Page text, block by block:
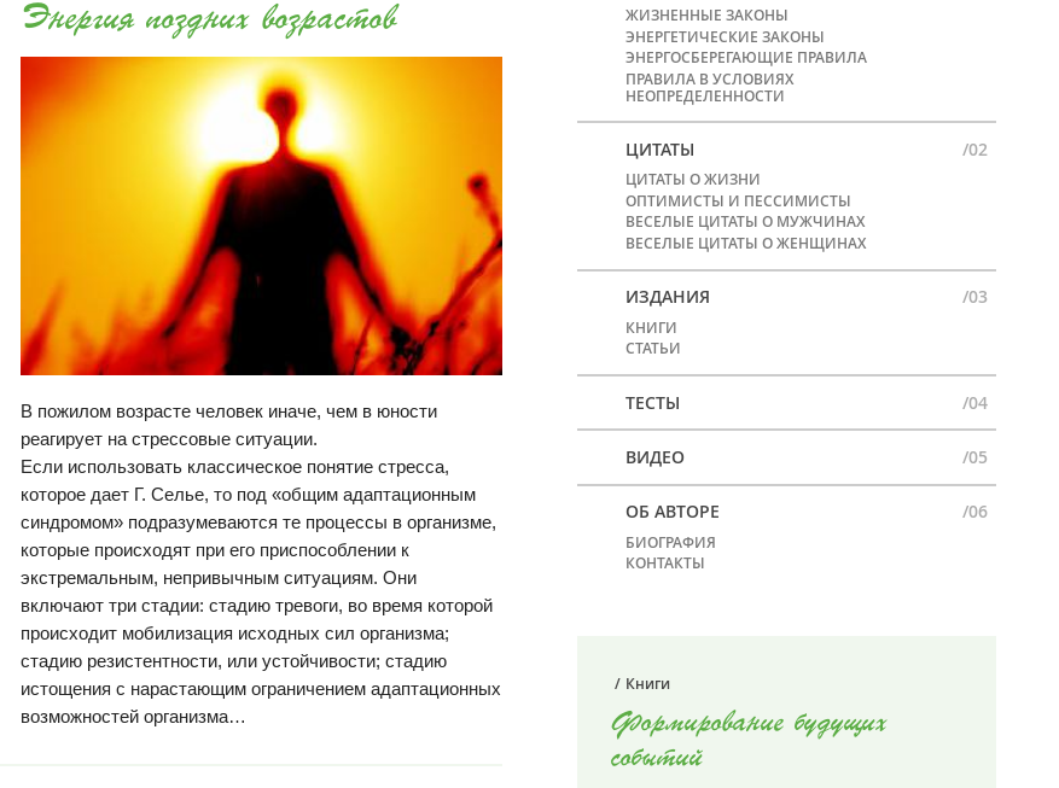
Энергия поздних возрастов
В пожилом возрасте человек иначе, чем в юности
реагирует на стрессовые ситуации.
Если использовать классическое понятие стресса,
которое дает Г. Селье, то под «общим адаптационным
синдромом» подразумеваются те процессы в организме,
которые происходят при его приспособлении к
экстремальным, непривычным ситуациям. Они
включают три стадии: стадию тревоги, во время которой
происходит мобилизация исходных сил организма;
стадию резистентности, или устойчивости; стадию
истощения с нарастающим ограничением адаптационных
возможностей организма…
ЖИЗНЕННЫЕ ЗАКОНЫ
ЭНЕРГЕТИЧЕСКИЕ ЗАКОНЫ
ЭНЕРГОСБЕРЕГАЮЩИЕ ПРАВИЛА
ПРАВИЛА В УСЛОВИЯХ
НЕОПРЕДЕЛЕННОСТИ
/02
ЦИТАТЫ
ЦИТАТЫ О ЖИЗНИ
ОПТИМИСТЫ И ПЕССИМИСТЫ
ВЕСЕЛЫЕ ЦИТАТЫ О МУЖЧИНАХ
ВЕСЕЛЫЕ ЦИТАТЫ О ЖЕНЩИНАХ
/03
ИЗДАНИЯ
КНИГИ
СТАТЬИ
/04
ТЕСТЫ
/05
ВИДЕО
/06
ОБ АВТОРЕ
БИОГРАФИЯ
КОНТАКТЫ
/ Книги
Формирование будущих
событий